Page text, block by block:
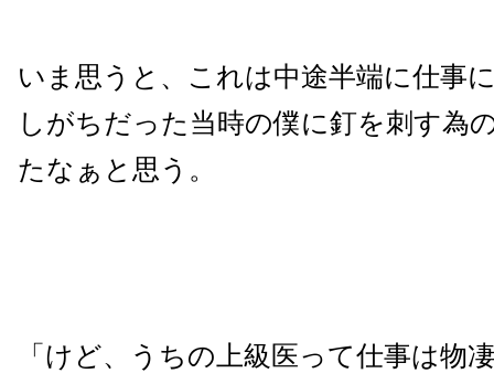
いま思うと、これは中途半端に仕事
しがちだった当時の僕に釘を刺す為
たなぁと思う。
「けど、うちの上級医って仕事は物